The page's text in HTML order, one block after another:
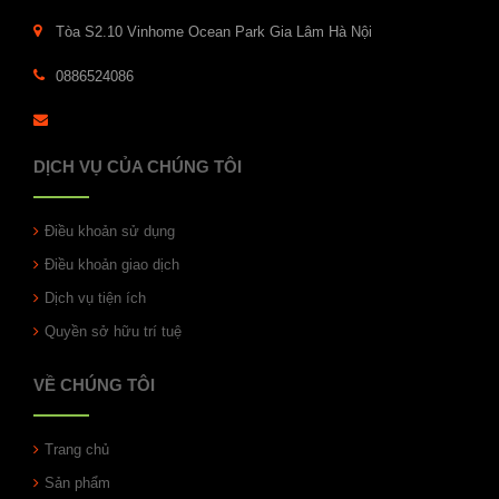
Tòa S2.10 Vinhome Ocean Park Gia Lâm Hà Nội
0886524086
DỊCH VỤ CỦA CHÚNG TÔI
Điều khoản sử dụng
Điều khoản giao dịch
Dịch vụ tiện ích
Quyền sở hữu trí tuệ
VỀ CHÚNG TÔI
Trang chủ
Sản phẩm